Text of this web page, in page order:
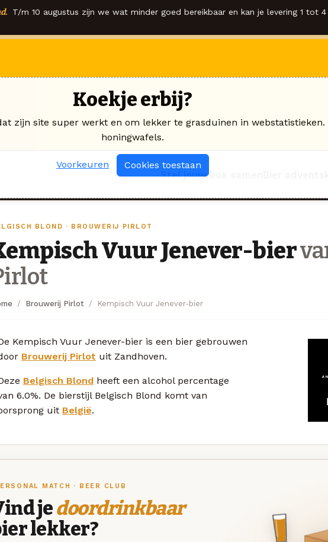
T/m 10 augustus zijn we wat minder goed bereikbaar en kan je levering 1 tot
Stel jouw box samen
BLOND · BROUWERIJ PIRLOT
Vuur Jenever-bier
Brouwerij Pirlot Kempisch Vuur Jenever-bier
Kempisch Vuur Jenever-bier is een bier gebrouwen
Brouwerij Pirlot uit Zandhoven.
Belgisch Blond heeft een alcohol percentage
6.0%. De bierstijl Belgisch Blond komt van
uit België.
MATCH · BEER CLUB
jedoordrinkbaar
lekker?
Koekje erbij?
zijn site super werkt en om lekker te grasduinen in webstatistieken.
honingwafels.
Voorkeuren Cookies toestaan